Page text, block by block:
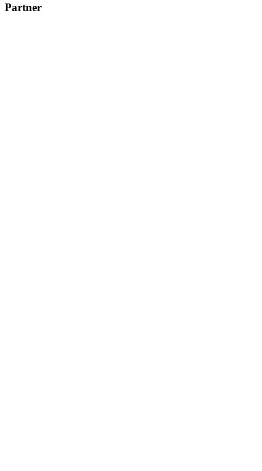
Partner